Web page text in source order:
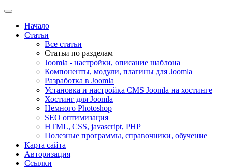
Начало
Статьи
Все статьи
Статьи по разделам
Joomla - настройки, описание шаблона
Компоненты, модули, плагины для Joomla
Разработка в Joomla
Установка и настройка CMS Joomla на хостинге
Хостинг для Joomla
Немного Photoshop
SEO оптимизация
HTML, CSS, javascript, PHP
Полезные программы, справочники, обучение
Карта сайта
Авторизация
Ссылки